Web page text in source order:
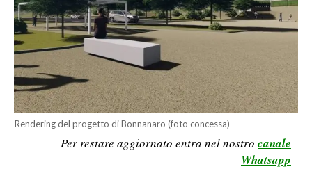
ITALIA
MONDO
ECONOMIA
SERVIZI ALLE IMPRESE
Rendering del progetto di Bonnanaro (foto concessa)
Per restare aggiornato entra nel nostro canale
Whatsapp